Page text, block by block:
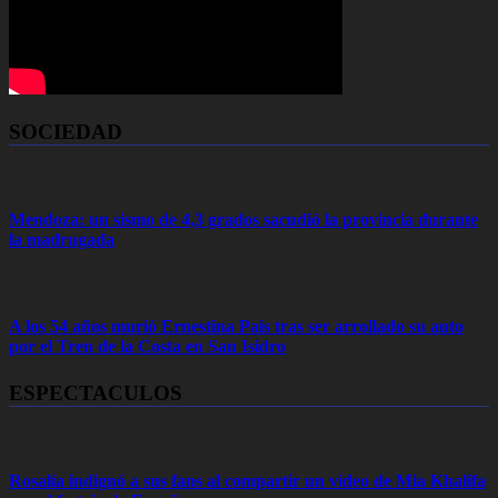
SOCIEDAD
Mendoza: un sismo de 4,3 grados sacudió la provincia durante
la madrugada
A los 54 años murió Ernestina Pais tras ser arrollado su auto
por el Tren de la Costa en San Isidro
ESPECTACULOS
Rosalía indignó a sus fans al compartir un video de Mia Khalifa